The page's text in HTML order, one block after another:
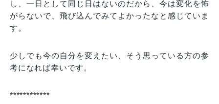
し、一日として同じ日はないのだから、今は変化を怖
がらないで、飛び込んでみてよかったなと感じていま
す。
少しでも今の自分を変えたい、そう思っている方の参
考になれば幸いです。
************